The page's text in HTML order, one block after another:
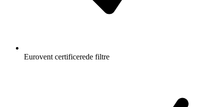
Eurovent certificerede filtre